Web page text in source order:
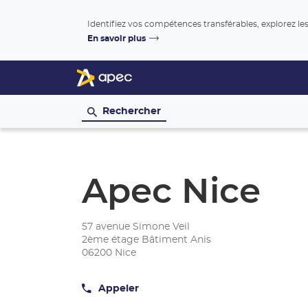
En savoir plus
Rechercher
Apec Nice
57 avenue Simone Veil
2ème étage Bâtiment Anis
06200 Nice
Appeler
Afficher